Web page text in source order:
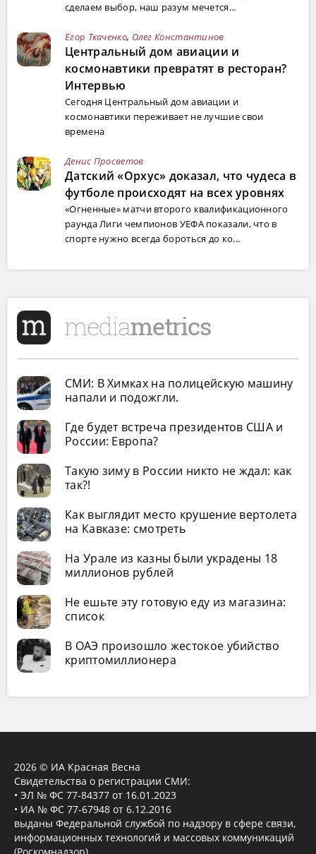
сделаем выбор, наш разум мечется...
Егор Ткаченко, Олег Константинов
Центральный дом авиации и
космонавтики превратят в ресторан?
Интервью
Сегодня Центральный дом авиации и
космонавтики переживает не лучшие свои
времена
Денис Просветов
Датский «Орхус» доказал, что чудеса в
футболе происходят на всех уровнях
«Огненные» матчи второго квалификационного
раунда Лиги чемпионов УЕФА показали, что в
спорте нужно всегда бороться до ко...
СМИ: В Химках на полицейскую машину
напали и подожгли.
Где будет встреча президентов США и
России: Европа?
Такую зиму в России никто не ждал: как
так?!
Как выглядит место крушение вертолета
на Кавказе: смотреть
На Урале из казны были украдены 18
миллионов рублей
Не ешьте эту готовую еду из магазина:
список
В ОАЭ произошло жестокое убийство
криптомиллионера
2026 © ИА Красная Весна
Свидетельства о регистрации СМИ:
• ЭЛ № ФС 77-84377 от 16.01.2023
• ИА № ФС 77-67948 от 6.12.2016
выданы Федеральной службой по надзору в сфере связи,
информационных технологий и массовых коммуникаций